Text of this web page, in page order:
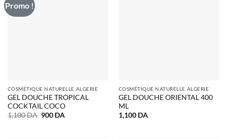
Promo !
COSMÉTIQUE NATURELLE ALGERIE
GEL DOUCHE TROPICAL
COCKTAIL COCO
1,100DA Le
900 DALe
COSMÉTIQUE NATURELLE ALGERIE
GEL DOUCHE ORIENTAL 400
ML
1,100 DA